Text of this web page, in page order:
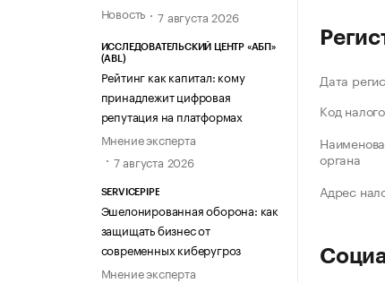
Новость
7 августа 2026
ИССЛЕДОВАТЕЛЬСКИЙ ЦЕНТР «АБП»
(ABL)
Рейтинг как капитал: кому
принадлежит цифровая
репутация на платформах
Мнение эксперта
7 августа 2026
SERVICEPIPE
Эшелонированная оборона: как
защищать бизнес от
современных киберугроз
Мнение эксперта
Дата
Код
органа
Адрес